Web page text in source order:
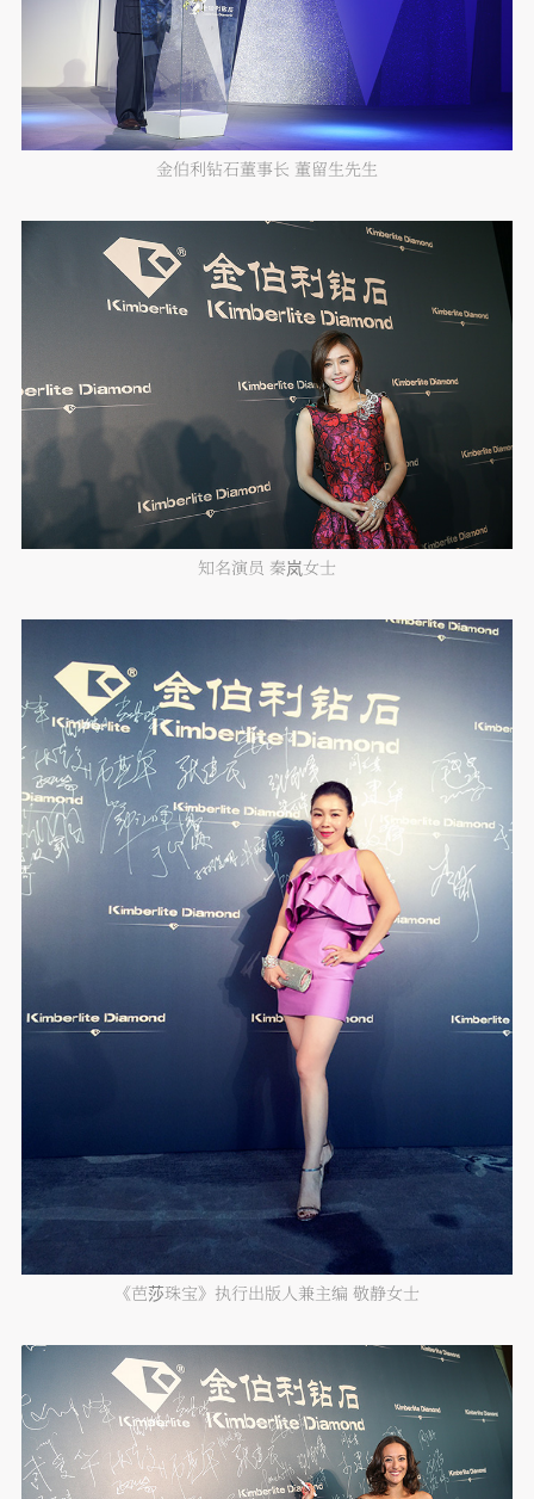
金伯利钻石董事长 董留生先生
知名演员 秦岚女士
《芭莎珠宝》执行出版人兼主编 敬静女士